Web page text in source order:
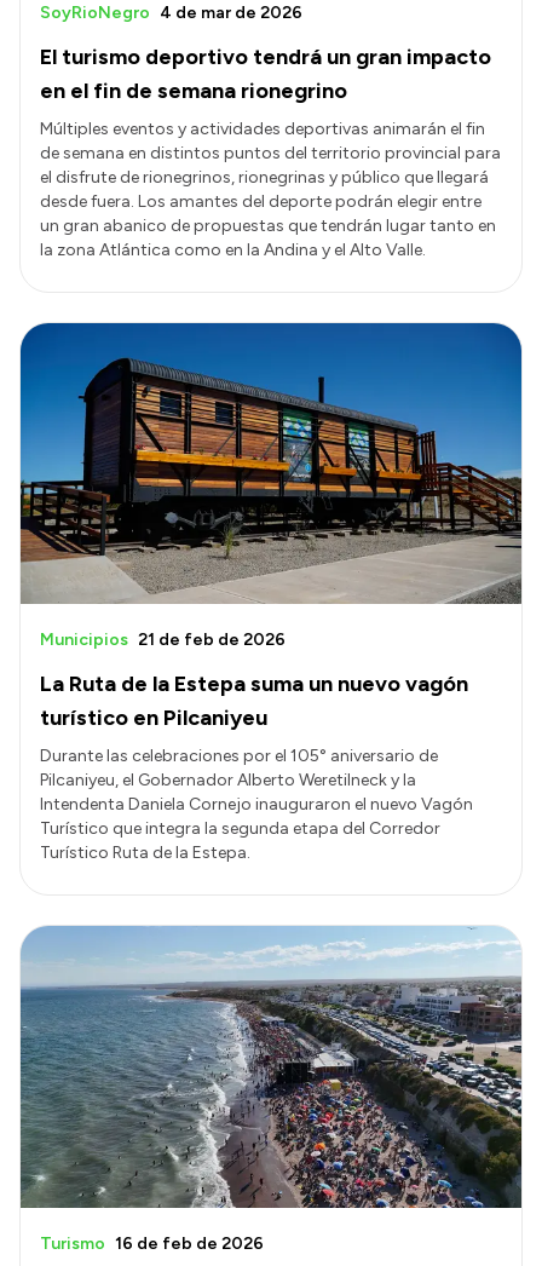
El turismo deportivo tendrá un gran impacto
en el fin de semana rionegrino
SoyRioNegro 4 de mar de 2026
Múltiples eventos y actividades deportivas animarán el fin
de semana en distintos puntos del territorio provincial para
el disfrute de rionegrinos, rionegrinas y público que llegará
desde fuera. Los amantes del deporte podrán elegir entre
un gran abanico de propuestas que tendrán lugar tanto en
la zona Atlántica como en la Andina y el Alto Valle.
La Ruta de la Estepa suma un nuevo vagón
turístico en Pilcaniyeu
Municipios 21 de feb de 2026
Durante las celebraciones por el 105° aniversario de
Pilcaniyeu, el Gobernador Alberto Weretilneck y la
Intendenta Daniela Cornejo inauguraron el nuevo Vagón
Turístico que integra la segunda etapa del Corredor
Turístico Ruta de la Estepa.
Turismo 16 de feb de 2026